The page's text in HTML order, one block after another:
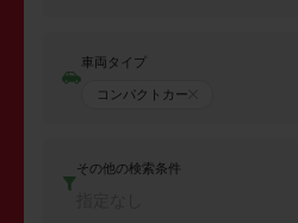
車両タイプ
コンパクトカー
その他の検索条件